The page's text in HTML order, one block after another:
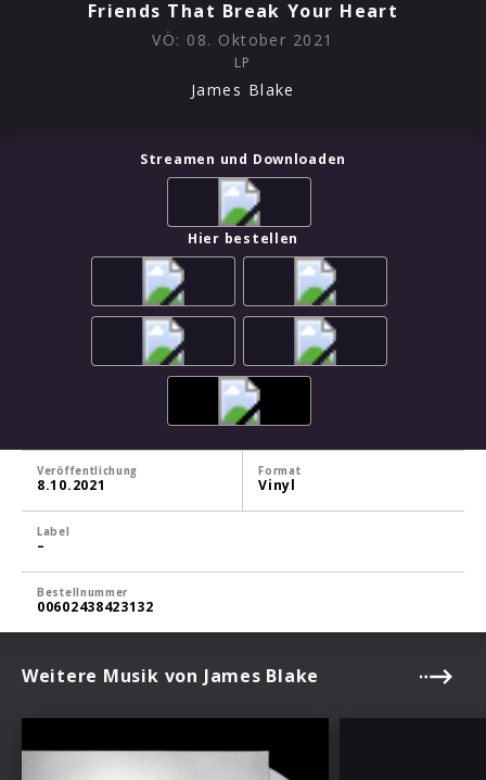
Friends That Break Your Heart
VÖ: 08. Oktober 2021
LP
James Blake
Streamen und Downloaden
Hier bestellen
Veröffentlichung
8.10.2021
Format
Vinyl
Label
–
Bestellnummer
00602438423132
Weitere Musik von James Blake